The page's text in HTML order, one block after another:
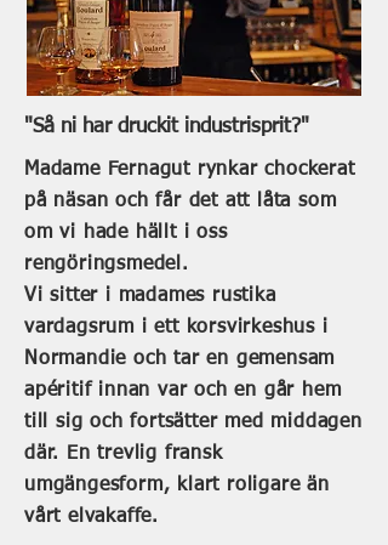
"Så ni har druckit industrisprit?"
Madame Fernagut rynkar chockerat
på näsan och får det att låta som
om vi hade hällt i oss
rengöringsmedel.
Vi sitter i madames rustika
vardagsrum i ett korsvirkeshus i
Normandie och tar en gemensam
apéritif innan var och en går hem
till sig och fortsätter med middagen
där. En trevlig fransk
umgängesform, klart roligare än
vårt elvakaffe.